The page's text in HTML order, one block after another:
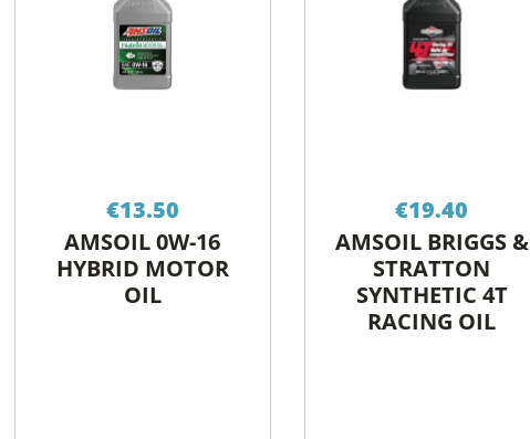
€13.50
AMSOIL 0W-16
HYBRID MOTOR
OIL
€19.40
AMSOIL BRIGGS &
STRATTON
SYNTHETIC 4T
RACING OIL